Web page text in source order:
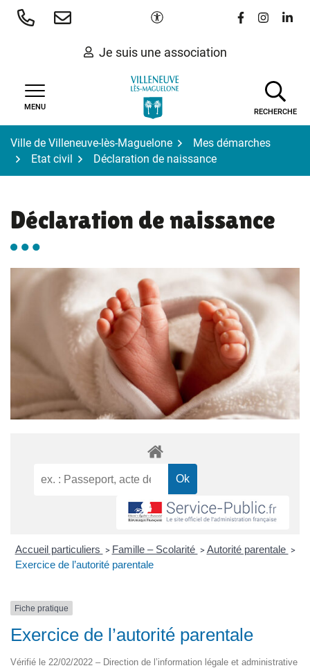
Aller
Paramètres d'accessibilité
Lien vers le
Lien vers
Lien
Je suis une association
MENU
RECHERCHE
Ville de Villeneuve-lès-Maguelone
Mes démarches
Etat civil
Déclaration de naissance
Déclaration de naissance
Accueil particuliers > Famille – Scolarité > Autorité parentale >
Exercice de l’autorité parentale
Fiche pratique
Exercice de l’autorité parentale
Vérifié le 22/02/2022 – Direction de l’information légale et administrative